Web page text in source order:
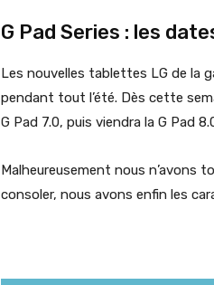
G Pad Series : les
Les nouvelles tablettes LG de la
pendant tout l’été. Dès cette
G Pad 7.0, puis viendra la G Pad
Malheureusement nous n’avons
consoler, nous avons enfin les